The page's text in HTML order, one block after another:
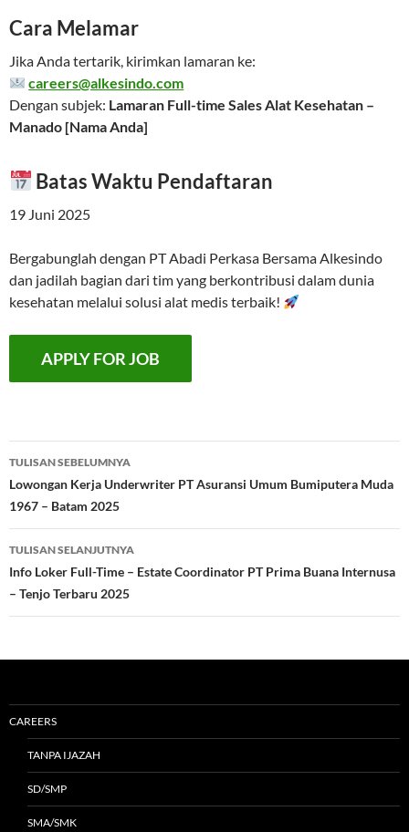
Cara Melamar
Jika Anda tertarik, kirimkan lamaran ke:
careers@alkesindo.com
Dengan subjek: Lamaran Full-time Sales Alat Kesehatan –
Manado [Nama Anda]
Batas Waktu Pendaftaran
19 Juni 2025
Bergabunglah dengan PT Abadi Perkasa Bersama Alkesindo
dan jadilah bagian dari tim yang berkontribusi dalam dunia
kesehatan melalui solusi alat medis terbaik!
Navigasi
Tulisan
TULISAN SEBELUMNYA
Lowongan Kerja Underwriter PT Asuransi Umum Bumiputera Muda
1967 – Batam 2025
TULISAN SELANJUTNYA
Info Loker Full-Time – Estate Coordinator PT Prima Buana Internusa
– Tenjo Terbaru 2025
CAREERS
TANPA IJAZAH
SD/SMP
SMA/SMK